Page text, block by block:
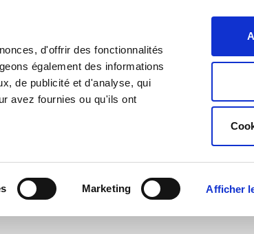
d'offrir des fonctionnalités
également des informations
de publicité et d'analyse, qui
avez fournies ou qu'ils ont
Marketing Afficher
English
International Politics
works for student use, and to help public
university press. With more than 1000 titles in
globalization and governance, trends in